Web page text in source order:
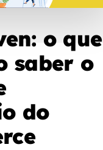
o que
saber o
do